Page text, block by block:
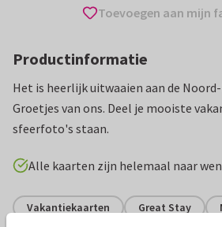
Toevoegen aan mijn
Productinformatie
Het is heerlijk uitwaaien aan de
Groetjes van ons. Deel je mooiste
sfeerfoto's staan.
Alle kaarten zijn helemaal naar
Vakantiekaarten Great Stay